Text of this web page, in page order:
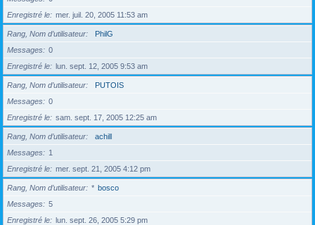
Enregistré le
mer. juil. 20, 2005 11:53 am
Rang, Nom d’utilisateur
PhilG
Messages
0
Enregistré le
lun. sept. 12, 2005 9:53 am
Rang, Nom d’utilisateur
PUTOIS
Messages
0
Enregistré le
sam. sept. 17, 2005 12:25 am
Rang, Nom d’utilisateur
achill
Messages
1
Enregistré le
mer. sept. 21, 2005 4:12 pm
Rang, Nom d’utilisateur * bosco
Messages
5
Enregistré le
lun. sept. 26, 2005 5:29 pm